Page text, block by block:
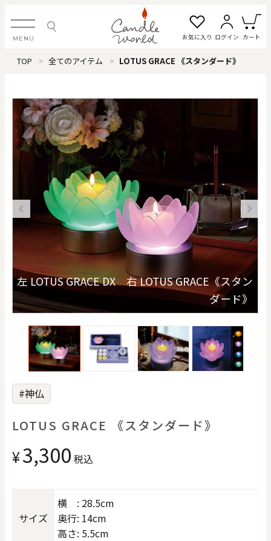
MENU お気に入り ログイン カート
ログイン・新規会員登録
お気に入り一覧
すべてのアイテム
カテゴリから探す
#タグから探す
価格で探す
20000
円 ～ 円
クリア OK
色で探す
お買い物ガイド 企業情報
TOP 全てのアイテム LOTUS GRACE 《スタンダード》
左 LOTUS GRACE DX 右 LOTUS GRACE《スタン
ダード》
#神仏
LOTUS GRACE 《スタンダード》
¥3,300 税込
サイズ
横 : 28.5cm
奥行: 14cm
高さ: 5.5cm